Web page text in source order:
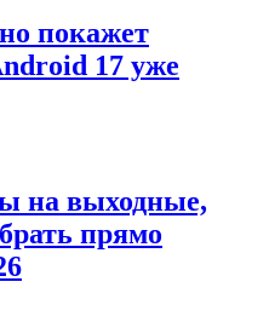
покажет
17 уже
на выходные,
прямо